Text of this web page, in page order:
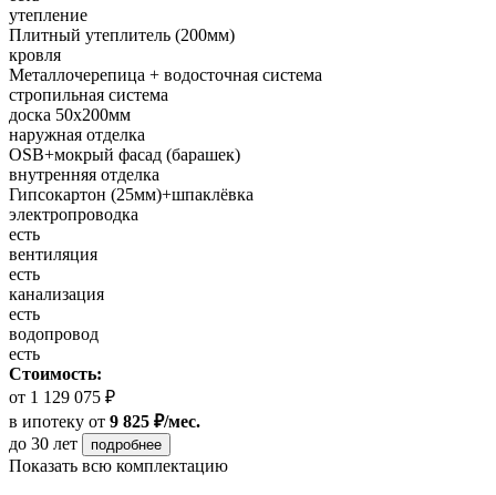
утепление
Плитный утеплитель (200мм)
кровля
Металлочерепица + водосточная система
стропильная система
доска 50х200мм
наружная отделка
OSB+мокрый фасад (барашек)
внутренняя отделка
Гипсокартон (25мм)+шпаклёвка
электропроводка
есть
вентиляция
есть
канализация
есть
водопровод
есть
Стоимость:
от 1 129 075 ₽
в ипотеку от 9 825 ₽/мес.
до 30 лет
подробнее
Показать всю комплектацию